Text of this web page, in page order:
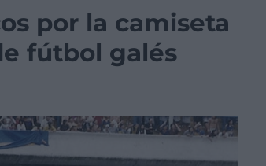
por la camiseta
fútbol galés